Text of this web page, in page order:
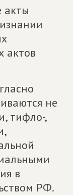
акты
актов
не
тифло-,
в
РФ.